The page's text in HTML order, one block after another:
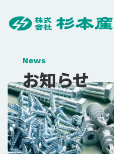
お知らせ
News